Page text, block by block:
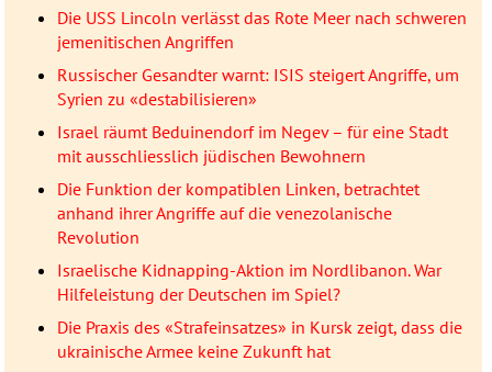
Die USS Lincoln verlässt das Rote Meer nach schweren
jemenitischen Angriffen
Russischer Gesandter warnt: ISIS steigert Angriffe, um
Syrien zu «destabilisieren»
Israel räumt Beduinendorf im Negev – für eine Stadt
mit ausschliesslich jüdischen Bewohnern
Die Funktion der kompatiblen Linken, betrachtet
anhand ihrer Angriffe auf die venezolanische
Revolution
Israelische Kidnapping-Aktion im Nordlibanon. War
Hilfeleistung der Deutschen im Spiel?
Die Praxis des «Strafeinsatzes» in Kursk zeigt, dass die
ukrainische Armee keine Zukunft hat